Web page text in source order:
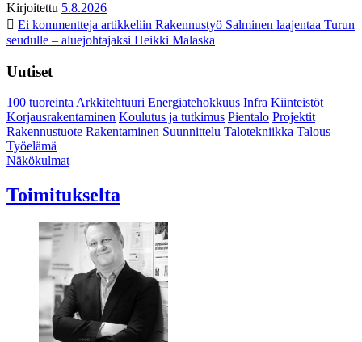
Kirjoitettu 5.8.2026
Ei kommentteja artikkeliin Rakennustyö Salminen laajentaa Turun
seudulle – aluejohtajaksi Heikki Malaska
Uutiset
100 tuoreintaArkkitehtuuri Energiatehokkuus Infra Kiinteistöt
Korjausrakentaminen Koulutus ja tutkimus Pientalo Projektit
Rakennustuote Rakentaminen Suunnittelu Talotekniikka Talous
Työelämä
Näkökulmat
Toimitukselta